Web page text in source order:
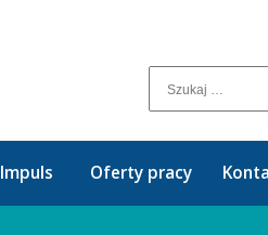
Impuls Oferty pracy